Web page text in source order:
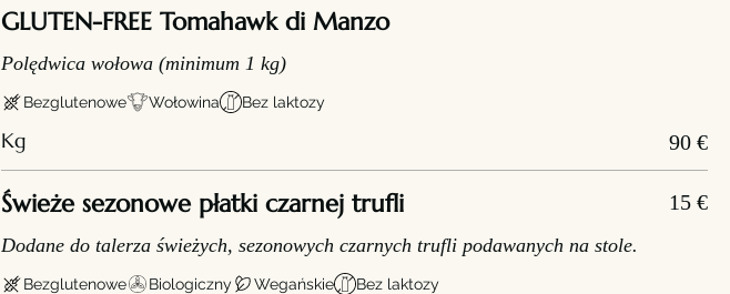
GLUTEN-FREE Tomahawk di Manzo
Polędwica wołowa (minimum 1 kg)
Kg 90 €
Bezglutenowe Wołowina Bez laktozy
Świeże sezonowe płatki czarnej trufli
Dodane do talerza świeżych, sezonowych czarnych trufli podawanych na stole.
15 €
Bezglutenowe Biologiczny Wegańskie Bez laktozy